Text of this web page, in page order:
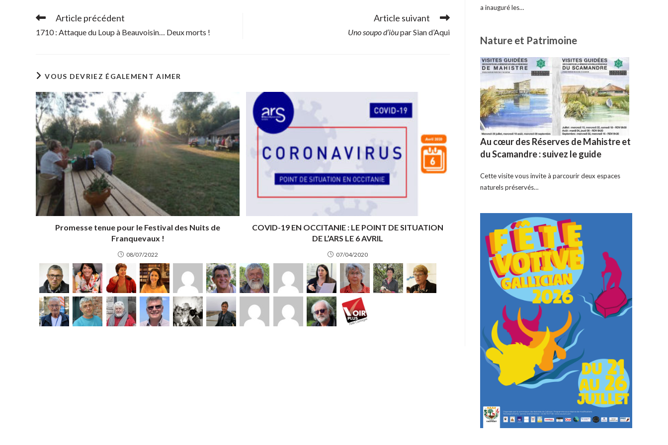
Read
articles
Article précédent
1710 : Attaque du Loup à Beauvoisin… Deux morts !
Article suivant
Uno soupo d’iòupar Sian d’Aqui
VOUS DEVRIEZ ÉGALEMENT AIMER
Promesse tenue pour le Festival des Nuits de
Franquevaux !
08/07/2022
COVID-19 EN OCCITANIE : LE POINT DE SITUATION
DE L’ARS LE 6 AVRIL
07/04/2020
a inauguré les…
Nature et Patrimoine
Au cœur des Réserves de Mahistre et
du Scamandre : suivez le guide
Cette visite vous invite à parcourir deux espaces
naturels préservés…